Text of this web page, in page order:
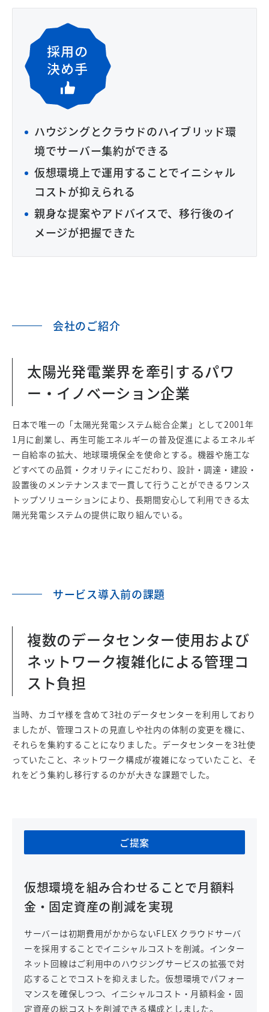
ハウジングとクラウドのハイブリッド環
境でサーバー集約ができる
仮想環境上で運用することでイニシャル
コストが抑えられる
親身な提案やアドバイスで、移行後のイ
メージが把握できた
会社のご紹介
太陽光発電業界を牽引するパワ
ー・イノベーション企業
日本で唯一の「太陽光発電システム総合企業」として2001年
1月に創業し、再生可能エネルギーの普及促進によるエネルギ
ー自給率の拡大、地球環境保全を使命とする。機器や施工な
どすべての品質・クオリティにこだわり、設計・調達・建設・
設置後のメンテナンスまで一貫して行うことができるワンス
トップソリューションにより、長期間安心して利用できる太
陽光発電システムの提供に取り組んでいる。
サービス導入前の課題
複数のデータセンター使用および
ネットワーク複雑化による管理コ
スト負担
当時、カゴヤ様を含めて3社のデータセンターを利用しており
ましたが、管理コストの見直しや社内の体制の変更を機に、
それらを集約することになりました。データセンターを3社使
っていたこと、ネットワーク構成が複雑になっていたこと、そ
れをどう集約し移行するのかが大きな課題でした。
ご提案
仮想環境を組み合わせることで月額料
金・固定資産の削減を実現
サーバーは初期費用がかからないFLEX クラウドサーバ
ーを採用することでイニシャルコストを削減。インター
ネット回線はご利用中のハウジングサービスの拡張で対
応することでコストを抑えました。仮想環境でパフォー
マンスを確保しつつ、イニシャルコスト・月額料金・固
定資産の総コストを削減できる構成としました。